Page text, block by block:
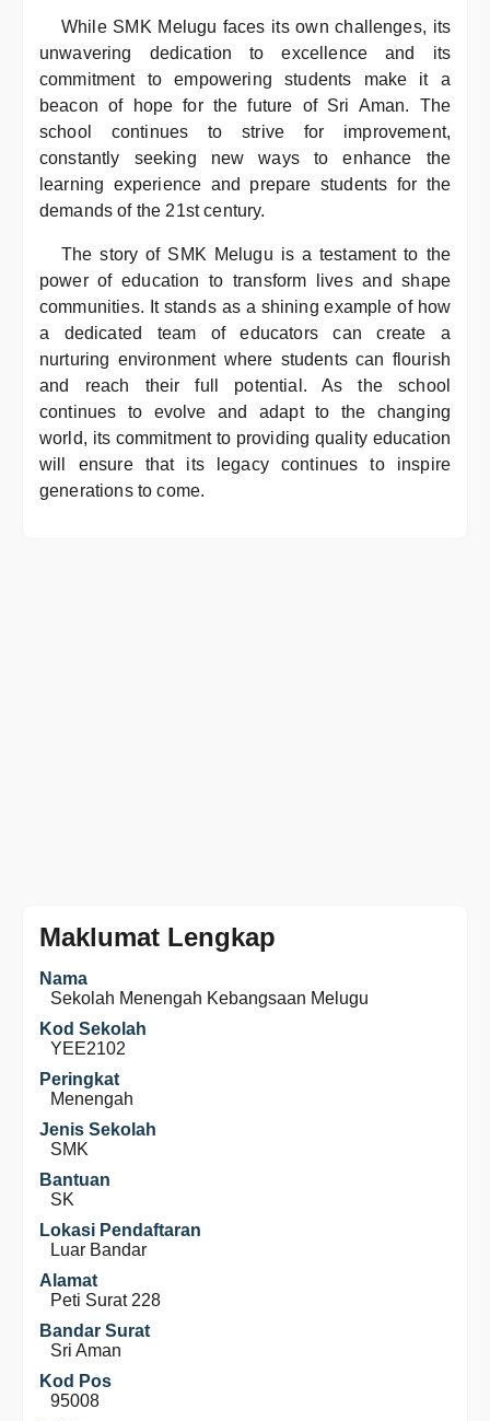
While SMK Melugu faces its own challenges, its
unwavering dedication to excellence and its
commitment to empowering students make it a
beacon of hope for the future of Sri Aman. The
school continues to strive for improvement,
constantly seeking new ways to enhance the
learning experience and prepare students for the
demands of the 21st century.
The story of SMK Melugu is a testament to the
power of education to transform lives and shape
communities. It stands as a shining example of how
a dedicated team of educators can create a
nurturing environment where students can flourish
and reach their full potential. As the school
continues to evolve and adapt to the changing
world, its commitment to providing quality education
will ensure that its legacy continues to inspire
generations to come.
Maklumat Lengkap
Nama
Sekolah Menengah Kebangsaan Melugu
Kod Sekolah
YEE2102
Peringkat
Menengah
Jenis Sekolah
SMK
Bantuan
SK
Lokasi Pendaftaran
Luar Bandar
Alamat
Peti Surat 228
Bandar Surat
Sri Aman
Kod Pos
95008